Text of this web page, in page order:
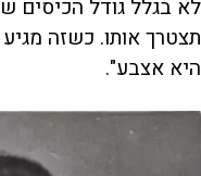
לא בגלל גודל הכיסים
תצטרך אותו. כשזה
היא אצבע".